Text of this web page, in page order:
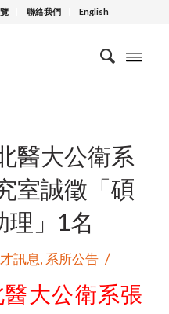
聯絡我們 English
醫大公衛系
室誠徵「碩
理」1名
訊息, 系所公告 /
醫大公衛系張